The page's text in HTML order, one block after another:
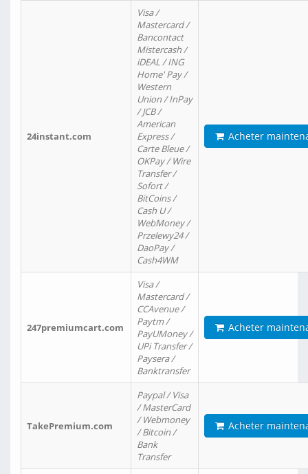
24instant.com
Visa /
Mastercard /
Bancontact
Mistercash /
iDEAL / ING
Home' Pay /
Western
Union / InPay
/ JCB /
American
Express /
Carte Bleue /
OKPay / Wire
Transfer /
Sofort /
BitCoins /
Cash U /
WebMoney /
Przelewy24 /
DaoPay /
Cash4WM
Acheter
247premiumcart.com
Visa /
Mastercard /
CCAvenue /
Paytm /
PayUMoney /
UPi Transfer /
Paysera /
Banktransfer
Acheter
TakePremium.com
Paypal / Visa
/ MasterCard
/ Webmoney
/ Bitcoin /
Bank
Transfer
Acheter